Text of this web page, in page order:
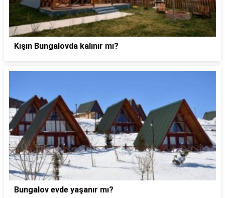
Kışın Bungalovda kalınır mı?
Bungalov evde yaşanır mı?